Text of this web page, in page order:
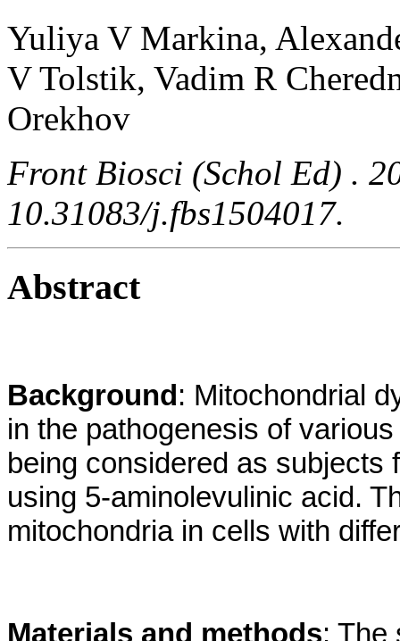
Yuliya V Markina,
V Tolstik, Vadim R
Orekhov
Front Biosci (Schol Ed) .
10.31083/j.fbs1504017.
Abstract
Background: Mitochondrial
in the pathogenesis of
being considered as subjects
using 5-aminolevulinic acid.
mitochondria in cells with
Materials and methods: The